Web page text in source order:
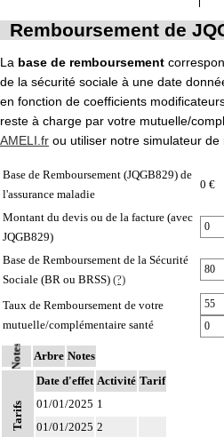
Remboursement de
La base de remboursement
de la sécurité sociale à une date
en fonction de coefficients
reste à charge par votre mutuelle/
AMELI.fr ou utiliser notre simulateur de
Base de Remboursement (JQGB829) de
l'assurance maladie
0 €
Montant du devis ou de la facture (avec
JQGB829)
Base de Remboursement de la Sécurité
Sociale (BR ou BRSS) (?)
Taux de Remboursement de votre
mutuelle/complémentaire santé
Notes Arbre Notes
Tarifs
Date d'effet Activité Tarif
01/01/2025 1
01/01/2025 2